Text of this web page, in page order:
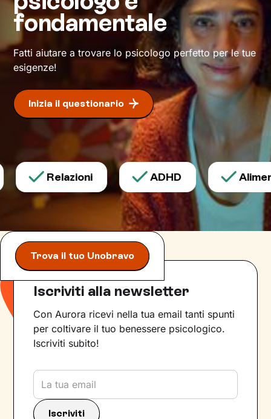
fondamentale
Fatti aiutare a trovare lo psicologo perfetto per le tue
esigenze!
Inizia il questionario
Relazioni ADHD
Trova il tuo Unobravo
Iscriviti alla newsletter
Con Aurora ricevi nella tua email tanti spunti
per coltivare il tuo benessere psicologico.
Iscriviti subito!